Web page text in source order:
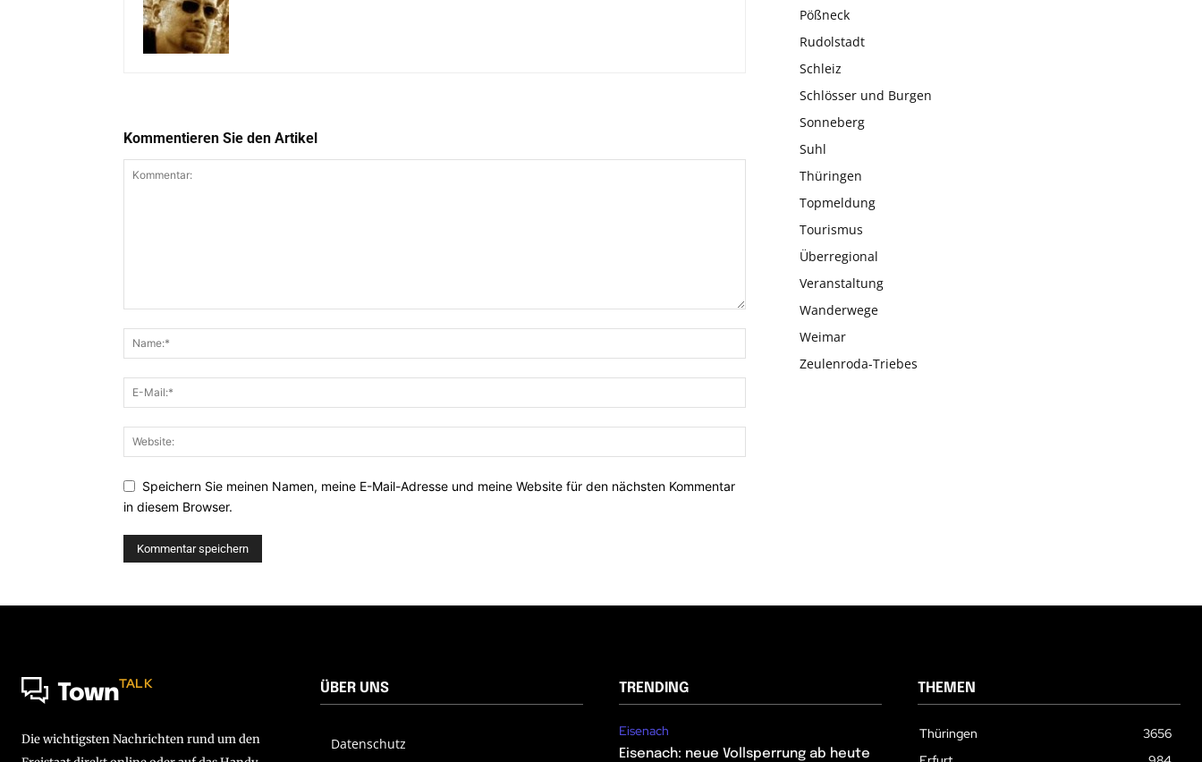
Kommentieren Sie den Artikel
Speichern Sie meinen Namen, meine E-Mail-Adresse und meine Website für den nächsten Kommentar
in diesem Browser.
Pößneck
Rudolstadt
Schleiz
Schlösser und Burgen
Sonneberg
Suhl
Thüringen
Topmeldung
Tourismus
Überregional
Veranstaltung
Wanderwege
Weimar
Zeulenroda-Triebes
TownTALK
Die wichtigsten Nachrichten rund um den
ÜBER UNS
Datenschutz
TRENDING
Eisenach
Eisenach: neue Vollsperrung ab heute
THEMEN
Thüringen
3656